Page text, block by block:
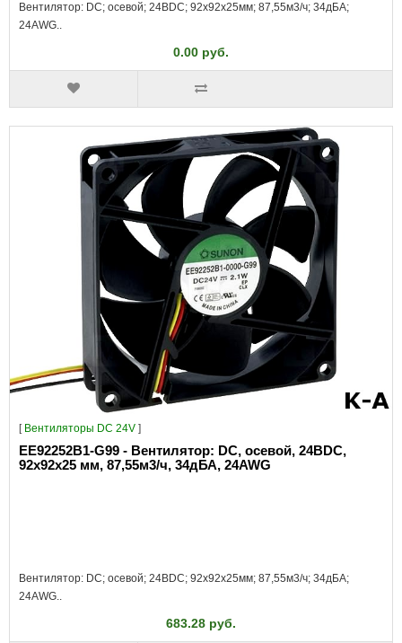
Вентилятор: DC; осевой; 24ВDC; 92x92x25мм; 87,55м3/ч; 34дБА;
24AWG..
0.00 руб.
[ Вентиляторы DC 24V ]
EE92252B1-G99 - Вентилятор: DC, осевой, 24ВDC,
92x92x25 мм, 87,55м3/ч, 34дБА, 24AWG
Вентилятор: DC; осевой; 24ВDC; 92x92x25мм; 87,55м3/ч; 34дБА;
24AWG..
683.28 руб.